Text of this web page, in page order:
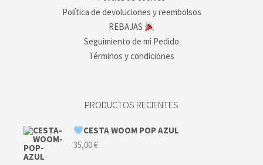
Política de devoluciones y reembolsos
REBAJAS
Seguimiento de mi Pedido
Términos y condiciones
PRODUCTOS RECIENTES
CESTA WOOM POP AZUL
35,00€